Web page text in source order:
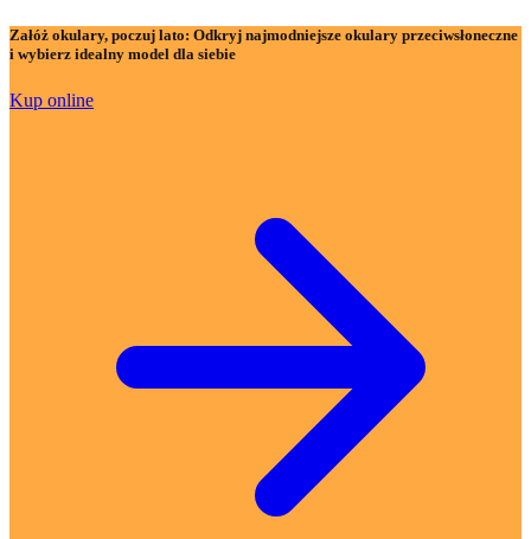
Załóż okulary, poczuj lato: Odkryj najmodniejsze okulary przeciwsłoneczne
i wybierz idealny model dla siebie
Kup online